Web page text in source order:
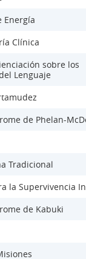
Energía
Clínica
sobre los
Lenguaje
de Phelan-
Tradicional
la Supervivencia
de Kabuki